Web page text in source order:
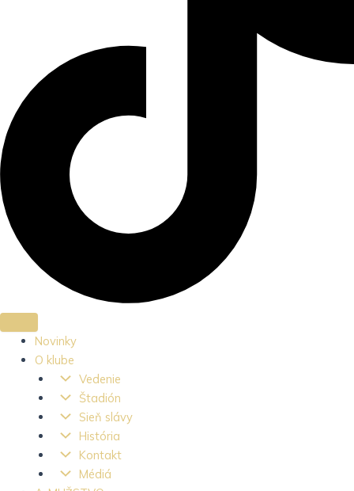
Novinky
O klube
Vedenie
Štadión
Sieň slávy
História
Kontakt
Médiá